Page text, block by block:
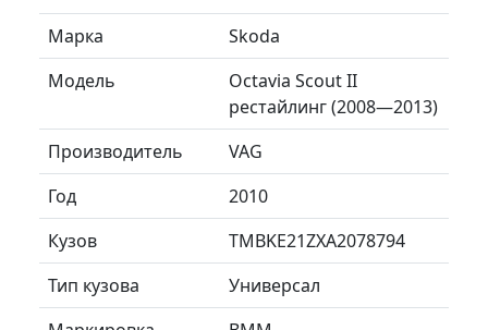
Марка
Skoda
Модель
Octavia Scout II
рестайлинг (2008—2013)
Производитель
VAG
Год
2010
Кузов
TMBKE21ZXA2078794
Тип кузова
Универсал